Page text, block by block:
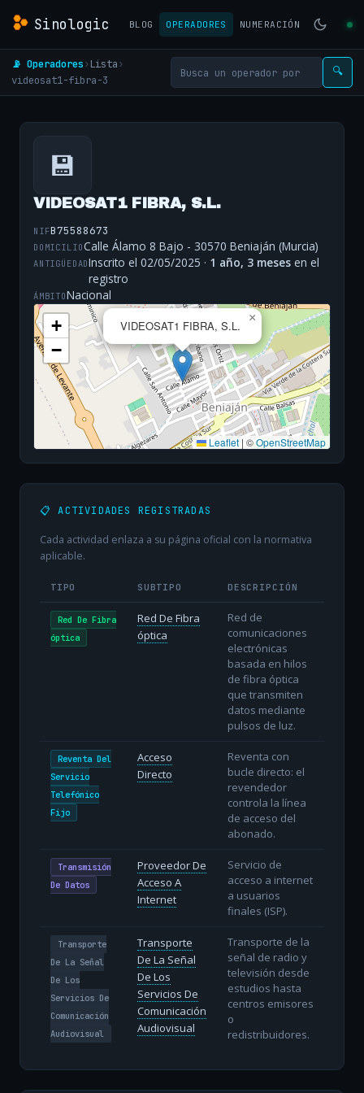
Sinologic BLOG OPERADORES NUMERACIÓN
📡 Operadores› Lista›
videosat1-fibra-3
🔍
💾
VIDEOSAT1 FIBRA, S.L.
NIFB75588673
DOMICILIOCalle Álamo 8 Bajo - 30570 Beniaján (Murcia)
ANTIGÜEDADInscrito el 02/05/2025 · 1 año, 3 meses en el
registro
ÁMBITONacional
VIDEOSAT1 FIBRA, S.L.
×
+
−
Leaflet | ©OpenStreetMap
📋 ACTIVIDADES REGISTRADAS
Cada actividad enlaza a su página oficial con la normativa
aplicable.
TIPO SUBTIPO DESCRIPCIÓN
Red De Fibra
óptica
Red De Fibra
óptica
Red de
comunicaciones
electrónicas
basada en hilos
de fibra óptica
que transmiten
datos mediante
pulsos de luz.
Reventa Del
Servicio
Telefónico
Fijo
Acceso
Directo
Reventa con
bucle directo: el
revendedor
controla la línea
de acceso del
abonado.
Transmisión
De Datos
Proveedor De
Acceso A
Internet
Servicio de
acceso a internet
a usuarios
finales (ISP).
Transporte
De La Señal
De Los
Servicios De
Comunicación
Audiovisual
Transporte
De La Señal
De Los
Servicios De
Comunicación
Audiovisual
Transporte de la
señal de radio y
televisión desde
estudios hasta
centros emisores
o
redistribuidores.